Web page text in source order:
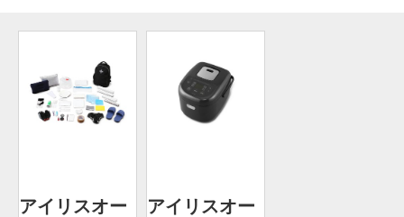
アイリスオー
アイリスオー